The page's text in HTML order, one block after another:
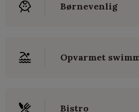
Børnevenlig
Opvarmet
Bistro